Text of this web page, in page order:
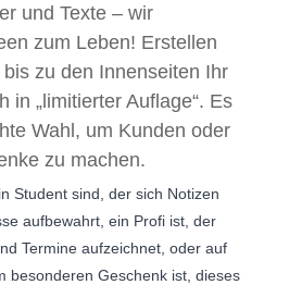
und Texte – wir
zum Leben! Erstellen
zu den Innenseiten Ihr
in „limitierter Auflage“. Es
Wahl, um Kunden oder
zu machen.
Student sind, der sich Notizen
aufbewahrt, ein Profi ist, der
Termine aufzeichnet, oder auf
besonderen Geschenk ist, dieses